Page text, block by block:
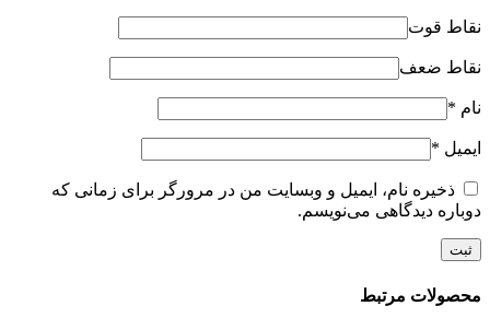
نقاط قوت
نقاط ضعف
نام *
ایمیل *
ذخیره نام، ایمیل و وبسایت من در مرورگر برای زمانی که
دوباره دیدگاهی می‌نویسم.
محصولات مرتبط